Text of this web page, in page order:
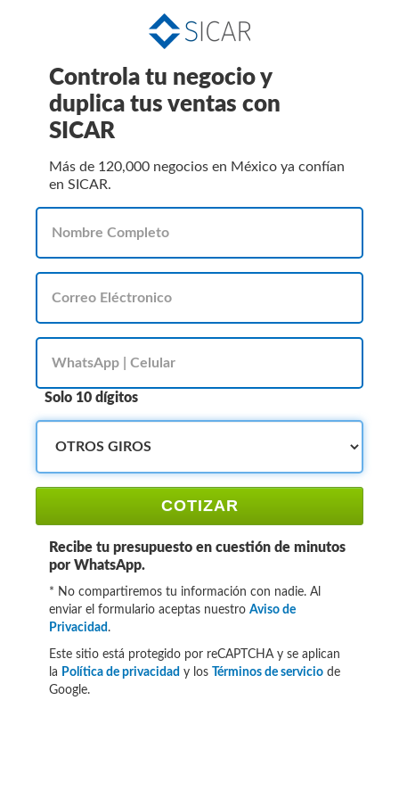
Controla tu negocio y
duplica tus ventas con
SICAR
Más de 120,000 negocios en México ya confían
en SICAR.
Solo 10 dígitos
COTIZAR
Recibe tu presupuesto en cuestión de minutos
por WhatsApp.
* No compartiremos tu información con nadie. Al
enviar el formulario aceptas nuestro Aviso de
Privacidad .
Este sitio está protegido por reCAPTCHA y se aplican
la Política de privacidad y los Términos de servicio de
Google.